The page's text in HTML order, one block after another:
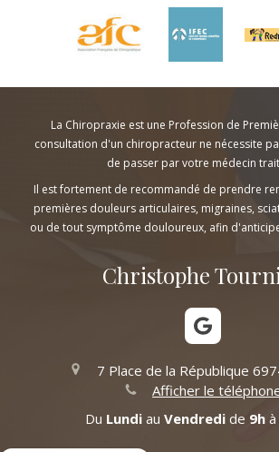
La Chiropraxie est une Profession de
consultation d'un chiropracteur ne nécessite
de passer par votre médecin
Il est fortement de recommandé de prendre
premières douleurs articulaires, migraines,
ou de tout symptôme douloureux, afin
Christophe
7 Place de la République
Afficher le
Du Lundi au Vendredi de 9h à